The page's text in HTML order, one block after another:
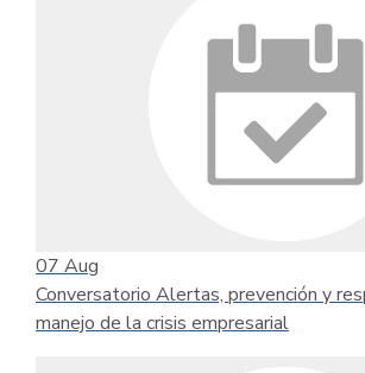
07 Aug
Conversatorio Alertas, prevención y
manejo de la crisis empresarial